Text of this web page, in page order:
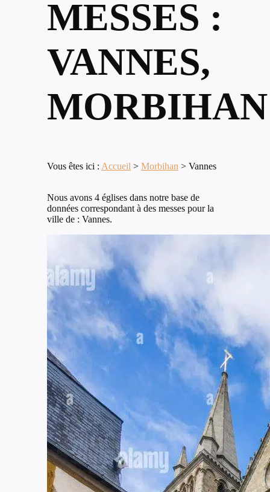
MESSES :
VANNES,
MORBIHAN
Vous êtes ici : Accueil > Morbihan > Vannes
Nous avons 4 églises dans notre base de
données correspondant à des messes pour la
ville de : Vannes.